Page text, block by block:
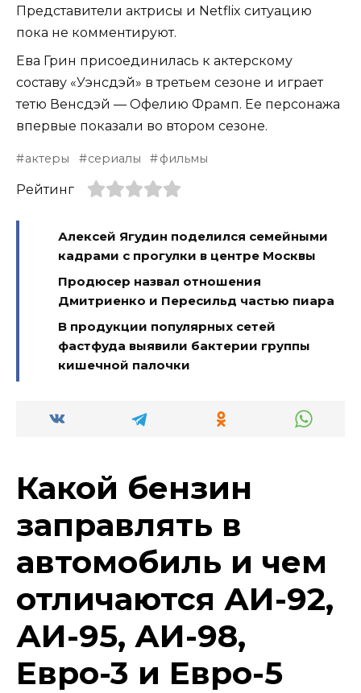
Представители актрисы и Netflix ситуацию
пока не комментируют.
Ева Грин присоединилась к актерскому
составу «Уэнсдэй» в третьем сезоне и играет
тетю Венсдэй — Офелию Фрамп. Ее персонажа
впервые показали во втором сезоне.
актеры сериалы фильмы
Рейтинг
Алексей Ягудин поделился семейными
кадрами с прогулки в центре Москвы
Продюсер назвал отношения
Дмитриенко и Пересильд частью пиара
В продукции популярных сетей
фастфуда выявили бактерии группы
кишечной палочки
Какой бензин
заправлять в
автомобиль и чем
отличаются АИ-92,
АИ-95, АИ-98,
Евро-3 и Евро-5